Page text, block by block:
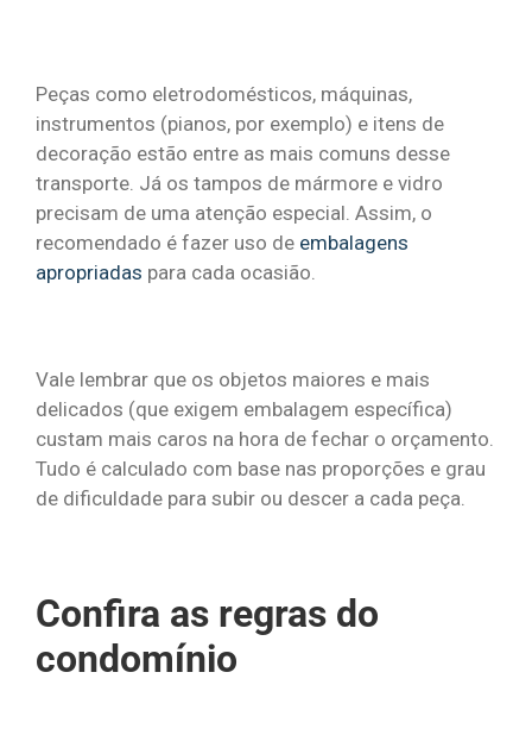
Peças como eletrodomésticos, máquinas,
instrumentos (pianos, por exemplo) e itens de
decoração estão entre as mais comuns desse
transporte. Já os tampos de mármore e vidro
precisam de uma atenção especial. Assim, o
recomendado é fazer uso de embalagens
apropriadas para cada ocasião.
Vale lembrar que os objetos maiores e mais
delicados (que exigem embalagem específica)
custam mais caros na hora de fechar o orçamento.
Tudo é calculado com base nas proporções e grau
de dificuldade para subir ou descer a cada peça.
Confira as regras do
condomínio